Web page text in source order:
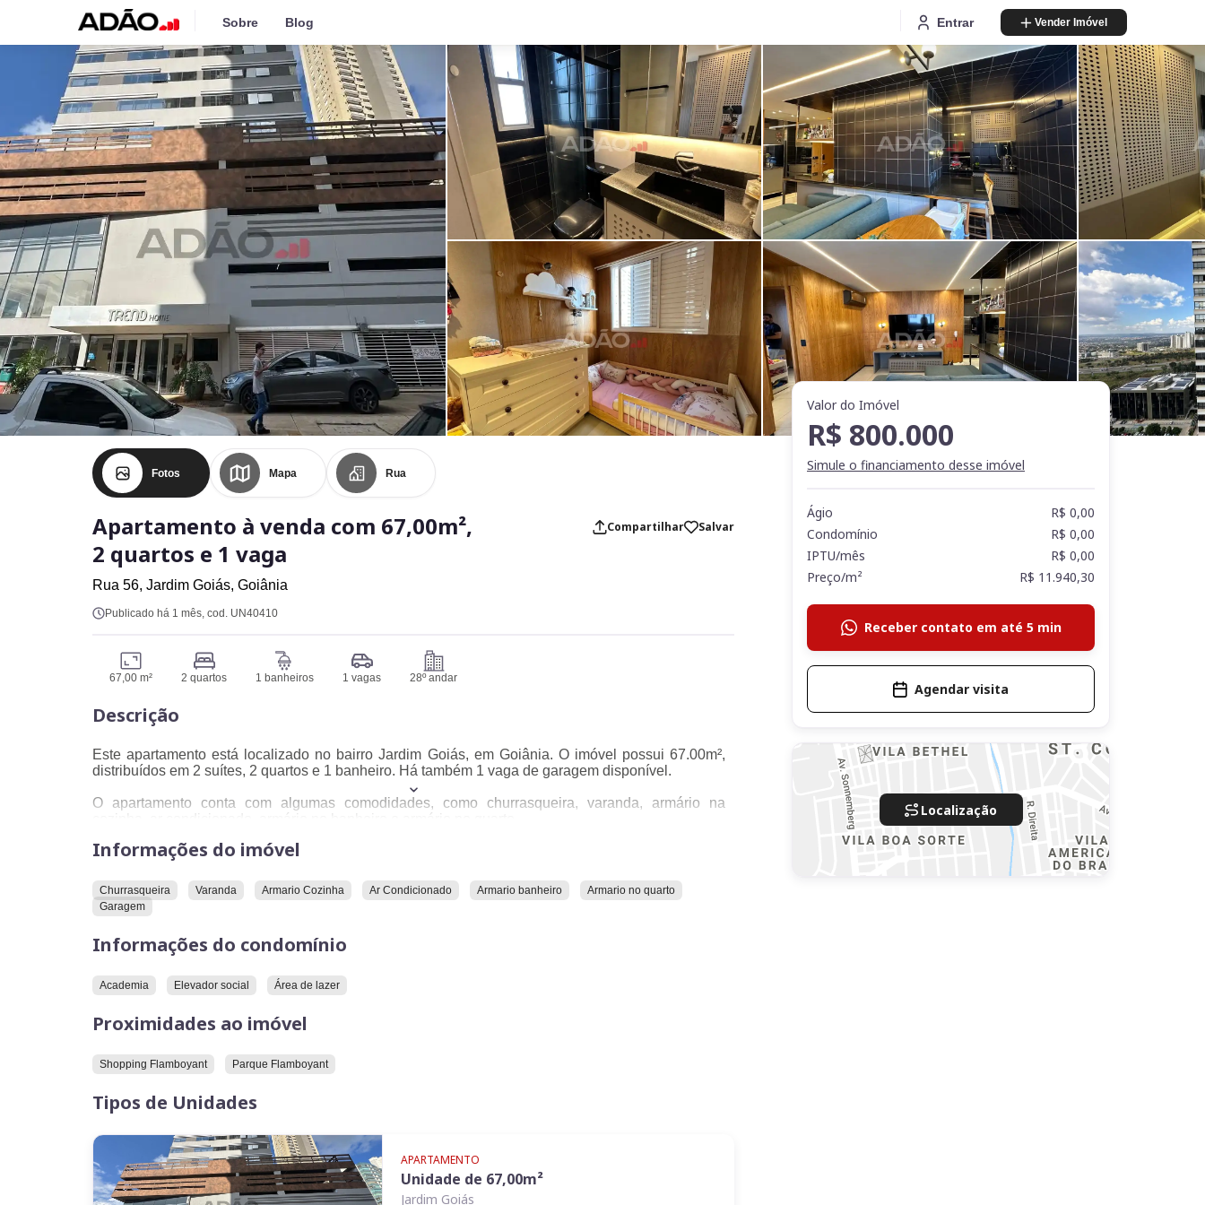
Sobre Blog Entrar Vender Imóvel
Fotos Mapa Rua
Apartamento à venda com 67,00m²,
2 quartos e 1 vaga
Compartilhar Salvar
Rua 56, Jardim Goiás, Goiânia
Publicado há 1 mês, cod. UN40410
67,00 m² 2 quartos 1 banheiros 1 vagas 28º andar
Descrição
Este apartamento está localizado no bairro Jardim Goiás, em Goiânia. O imóvel possui 67.00m²,
distribuídos em 2 suítes, 2 quartos e 1 banheiro. Há também 1 vaga de garagem disponível.
O apartamento conta com algumas comodidades, como churrasqueira, varanda, armário na
O condomínio onde o apartamento está situado oferece academia, elevador social e área de lazer.
Em relação à localização, o imóvel está próximo ao shopping Flamboyant e ao parque Flamboyant.
Convidamos você a conhecer este imóvel.
Informações do imóvel
Churrasqueira Varanda Armario Cozinha Ar Condicionado Armario banheiro
Armario no quarto
Garagem
Informações do condomínio
Academia Elevador social Área de lazer
Proximidades ao imóvel
Shopping Flamboyant Parque Flamboyant
Tipos de Unidades
APARTAMENTO
Unidade de 67,00m²
Jardim Goiás
Valor do Imóvel
R$ 800.000
Simule o financiamento desse imóvel
Ágio
R$ 0,00
Condomínio
R$ 0,00
IPTU/mês
R$ 0,00
Preço/m²
R$ 11.940,30
Receber contato em até 5 min
Agendar visita
Localização